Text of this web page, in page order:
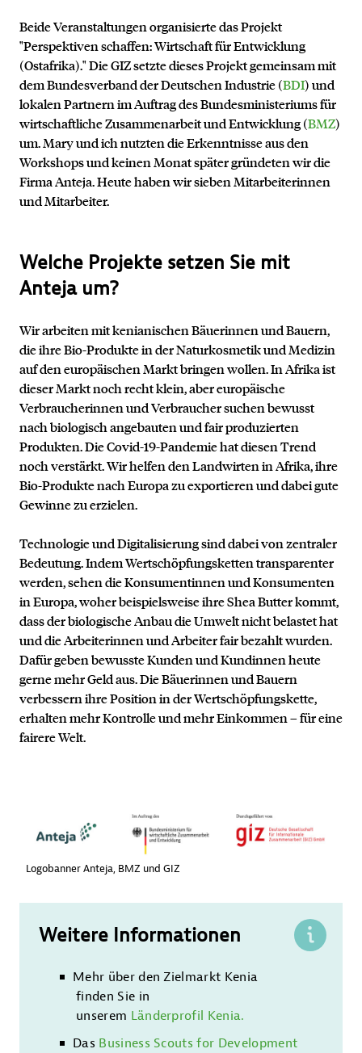
Beide Veranstaltungen organisierte das Projekt
"Perspektiven schaffen: Wirtschaft für Entwicklung
(Ostafrika)." Die GIZ setzte dieses Projekt gemeinsam mit
dem Bundesverband der Deutschen Industrie (BDI) und
lokalen Partnern im Auftrag des Bundesministeriums für
wirtschaftliche Zusammenarbeit und Entwicklung (BMZ)
um. Mary und ich nutzten die Erkenntnisse aus den
Workshops und keinen Monat später gründeten wir die
Firma Anteja. Heute haben wir sieben Mitarbeiterinnen
und Mitarbeiter.
Welche Projekte setzen Sie mit
Anteja um?
Wir arbeiten mit kenianischen Bäuerinnen und Bauern,
die ihre Bio-Produkte in der Naturkosmetik und Medizin
auf den europäischen Markt bringen wollen. In Afrika ist
dieser Markt noch recht klein, aber europäische
Verbraucherinnen und Verbraucher suchen bewusst
nach biologisch angebauten und fair produzierten
Produkten. Die Covid-19-Pandemie hat diesen Trend
noch verstärkt. Wir helfen den Landwirten in Afrika, ihre
Bio-Produkte nach Europa zu exportieren und dabei gute
Gewinne zu erzielen.
Technologie und Digitalisierung sind dabei von zentraler
Bedeutung. Indem Wertschöpfungsketten transparenter
werden, sehen die Konsumentinnen und Konsumenten
in Europa, woher beispielsweise ihre Shea Butter kommt,
dass der biologische Anbau die Umwelt nicht belastet hat
und die Arbeiterinnen und Arbeiter fair bezahlt wurden.
Dafür geben bewusste Kunden und Kundinnen heute
gerne mehr Geld aus. Die Bäuerinnen und Bauern
verbessern ihre Position in der Wertschöpfungskette,
erhalten mehr Kontrolle und mehr Einkommen – für eine
fairere Welt.
Logobanner Anteja, BMZ und GIZ
Weitere Informationen
Mehr über den Zielmarkt Kenia
finden Sie in
unserem Länderprofil Kenia.
Das Business Scouts for Development